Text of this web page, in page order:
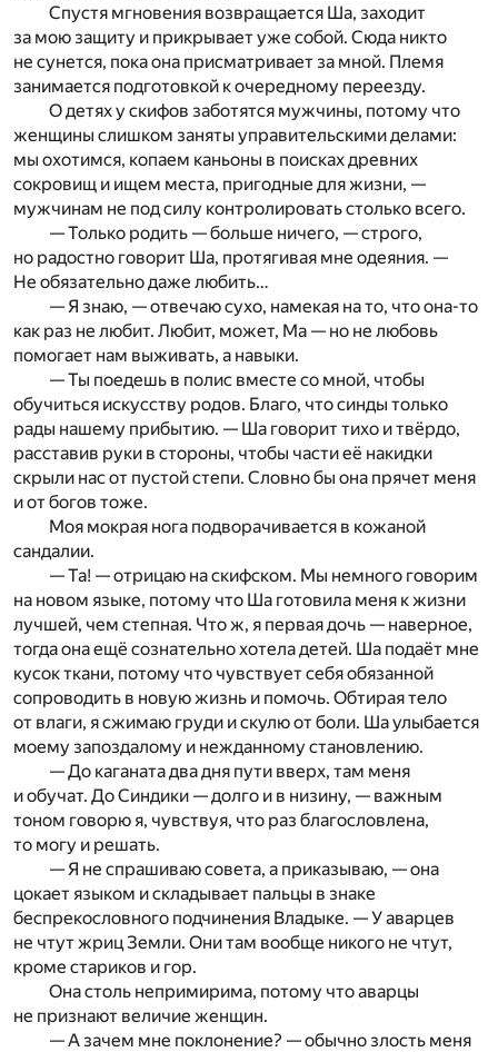
Спустя мгновения возвращается Ша, заходит
за мою защиту и прикрывает уже собой. Сюда никто
не сунется, пока она присматривает за мной. Племя
занимается подготовкой к очередному переезду.
О детях у скифов заботятся мужчины, потому что
женщины слишком заняты управительскими делами:
мы охотимся, копаем каньоны в поисках древних
сокровищ и ищем места, пригодные для жизни, —
мужчинам не под силу контролировать столько всего.
— Только родить — больше ничего, — строго,
но радостно говорит Ша, протягивая мне одеяния. —
Не обязательно даже любить…
— Я знаю, — отвечаю сухо, намекая на то, что она-то
как раз не любит. Любит, может, Ма — но не любовь
помогает нам выживать, а навыки.
— Ты поедешь в полис вместе со мной, чтобы
обучиться искусству родов. Благо, что синды только
рады нашему прибытию. — Ша говорит тихо и твёрдо,
расставив руки в стороны, чтобы части её накидки
скрыли нас от пустой степи. Словно бы она прячет меня
и от богов тоже.
Моя мокрая нога подворачивается в кожаной
сандалии.
— Та! — отрицаю на скифском. Мы немного говорим
на новом языке, потому что Ша готовила меня к жизни
лучшей, чем степная. Что ж, я первая дочь — наверное,
тогда она ещё сознательно хотела детей. Ша подаёт мне
кусок ткани, потому что чувствует себя обязанной
сопроводить в новую жизнь и помочь. Обтирая тело
от влаги, я сжимаю груди и скулю от боли. Ша улыбается
моему запоздалому и нежданному становлению.
— До каганата два дня пути вверх, там меня
и обучат. До Синдики — долго и в низину, — важным
тоном говорю я, чувствуя, что раз благословлена,
то могу и решать.
— Я не спрашиваю совета, а приказываю, — она
цокает языком и складывает пальцы в знаке
беспрекословного подчинения Владыке. — У аварцев
не чтут жриц Земли. Они там вообще никого не чтут,
кроме стариков и гор.
Она столь непримирима, потому что аварцы
не признают величие женщин.
— А зачем мне поклонение? — обычно злость меня